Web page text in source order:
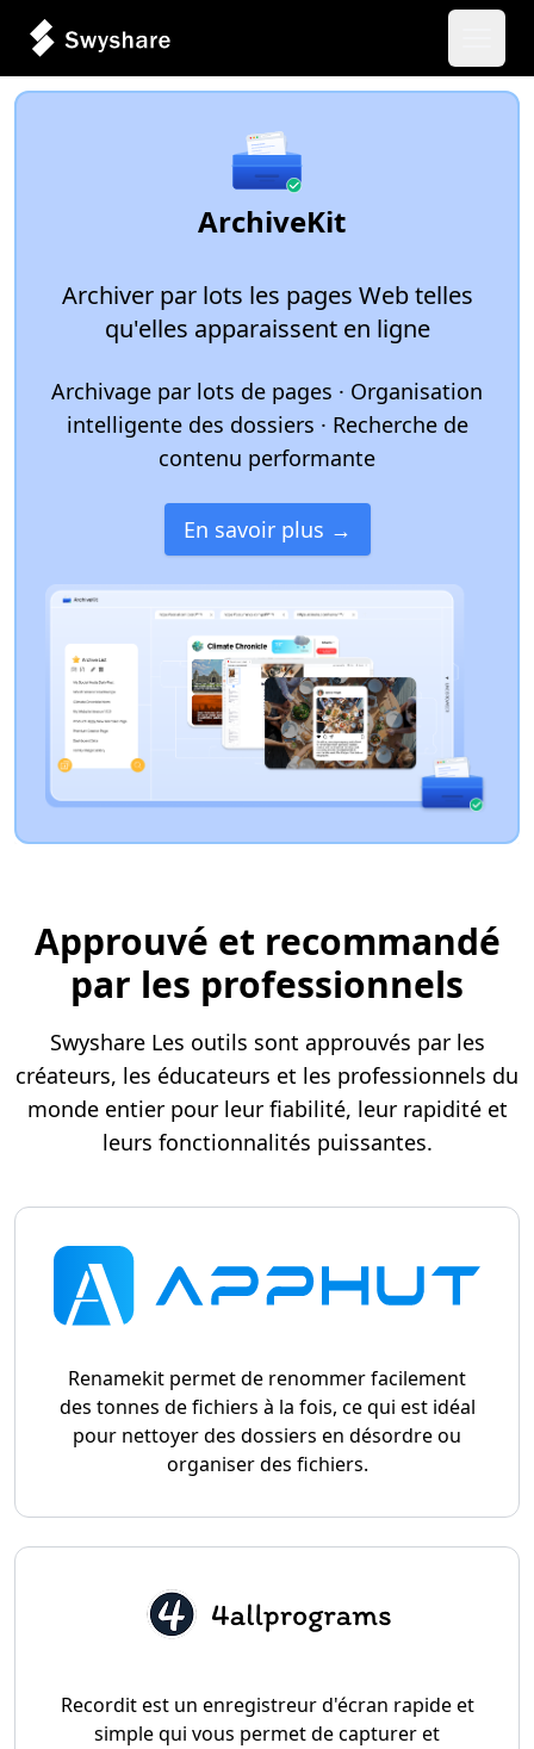
ArchiveKit
Archiver par lots les pages Web telles
qu'elles apparaissent en ligne
Archivage par lots de pages · Organisation
intelligente des dossiers · Recherche de
contenu performante
En savoir plus →
Approuvé et recommandé
par les professionnels
Swyshare Les outils sont approuvés par les
créateurs, les éducateurs et les professionnels du
monde entier pour leur fiabilité, leur rapidité et
leurs fonctionnalités puissantes.
Renamekit permet de renommer facilement
des tonnes de fichiers à la fois, ce qui est idéal
pour nettoyer des dossiers en désordre ou
organiser des fichiers.
Recordit est un enregistreur d'écran rapide et
simple qui vous permet de capturer et